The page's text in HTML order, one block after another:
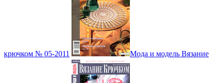
крючком № 05-2011 Мода и модель Вязание